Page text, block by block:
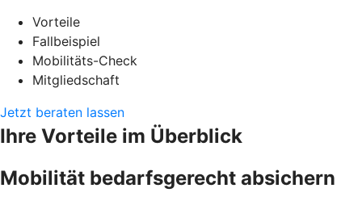
Vorteile
Fallbeispiel
Mobilitäts-Check
Mitgliedschaft
Jetzt beraten lassen
Ihre Vorteile im Überblick
Mobilität bedarfsgerecht absichern